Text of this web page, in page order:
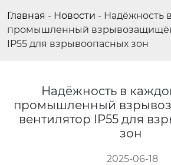
Главная - Новости - Надёжность
промышленный
IP55 для взрывоопасных зон
Надёжность в
промышленный
вентилятор IP55 для
зон
2025-06-18